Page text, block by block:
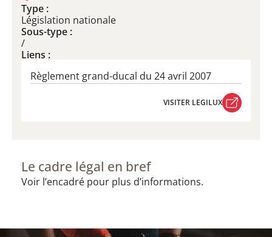
Type :
Législation nationale
Sous-type :
/
Liens :
Règlement grand-ducal du 24 avril 2007
VISITER LEGILUX
Le cadre légal en bref
Voir l’encadré pour plus d’informations.